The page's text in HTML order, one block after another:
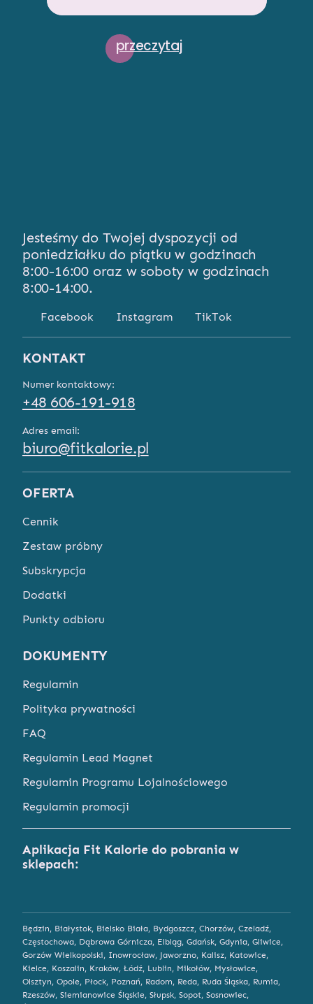
przeczytaj
Jesteśmy do Twojej dyspozycji od
poniedziałku do piątku w godzinach
8:00-16:00 oraz w soboty w godzinach
8:00-14:00.
Facebook Instagram TikTok
KONTAKT
Numer kontaktowy:
+48 606-191-918
Adres email:
biuro@fitkalorie.pl
OFERTA
Cennik
Zestaw próbny
Subskrypcja
Dodatki
Punkty odbioru
DOKUMENTY
Regulamin
Polityka prywatności
FAQ
Regulamin Lead Magnet
Regulamin Programu Lojalnościowego
Regulamin promocji
Aplikacja Fit Kalorie do pobrania w
sklepach:
Będzin, Białystok, Bielsko Biała, Bydgoszcz, Chorzów, Czeladź,
Częstochowa, Dąbrowa Górnicza, Elbląg, Gdańsk, Gdynia, Gliwice,
Gorzów Wielkopolski, Inowrocław, Jaworzno, Kalisz, Katowice,
Kielce, Koszalin, Kraków, Łódź, Lublin, Mikołów, Mysłowice,
Olsztyn, Opole, Płock, Poznań, Radom, Reda, Ruda Śląska, Rumia,
Rzeszów, Siemianowice Śląskie, Słupsk, Sopot, Sosnowiec,